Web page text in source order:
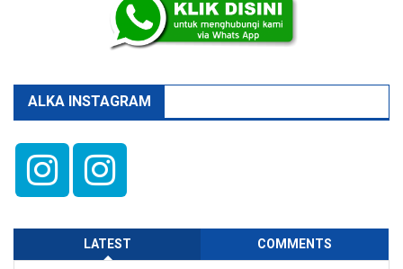
ALKA INSTAGRAM
LATEST COMMENTS